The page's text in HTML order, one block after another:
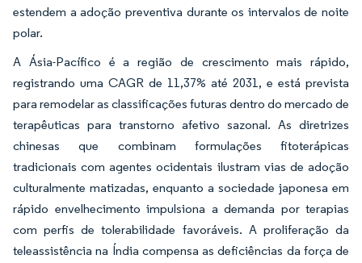
estendem a adoção preventiva durante os intervalos de noite
polar.
A Ásia-Pacífico é a região de crescimento mais rápido,
registrando uma CAGR de 11,37% até 2031, e está prevista
para remodelar as classificações futuras dentro do mercado de
terapêuticas para transtorno afetivo sazonal. As diretrizes
chinesas que combinam formulações fitoterápicas
tradicionais com agentes ocidentais ilustram vias de adoção
culturalmente matizadas, enquanto a sociedade japonesa em
rápido envelhecimento impulsiona a demanda por terapias
com perfis de tolerabilidade favoráveis. A proliferação da
teleassistência na Índia compensa as deficiências da força de